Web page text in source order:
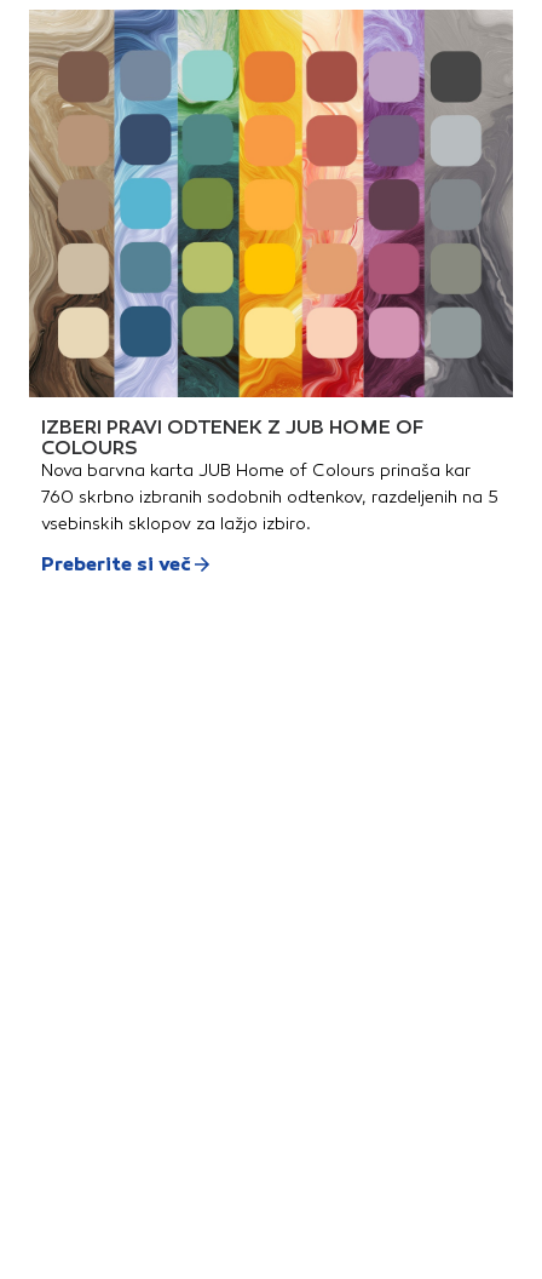
IZBERI PRAVI ODTENEK Z JUB HOME OF
COLOURS
Nova barvna karta JUB Home of Colours prinaša kar
760 skrbno izbranih sodobnih odtenkov, razdeljenih na 5
vsebinskih sklopov za lažjo izbiro.
Preberite si več